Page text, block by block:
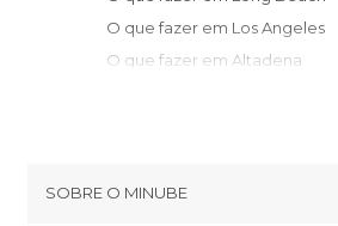
O que fazer em Los Angeles
O que fazer em Altadena
O que fazer em Yuma
SOBRE O MINUBE